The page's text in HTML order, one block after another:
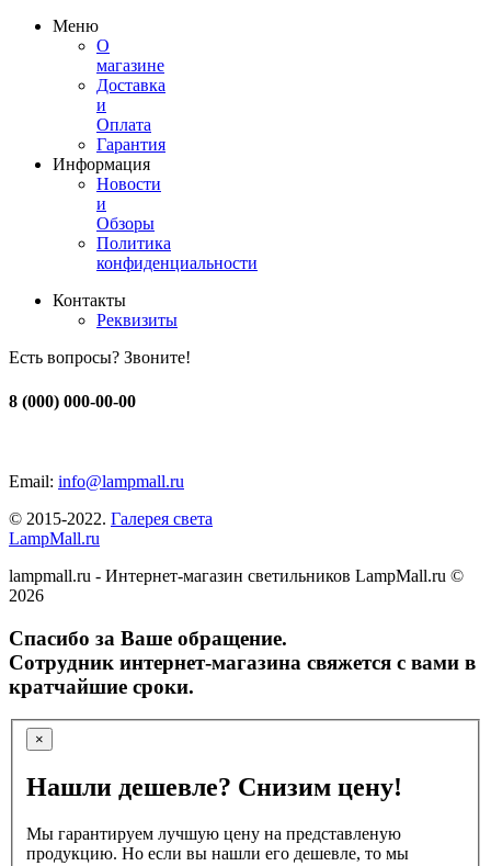
Меню
О
магазине
Доставка
и
Оплата
Гарантия
Информация
Новости
и
Обзоры
Политика
конфиденциальности
Контакты
Реквизиты
Есть вопросы? Звоните!
8 (000) 000-00-00
Email: info@lampmall.ru
© 2015-2022. Галерея света
LampMall.ru
lampmall.ru - Интернет-магазин светильников LampMall.ru ©
2026
Спасибо за Ваше обращение.
Сотрудник интернет-магазина свяжется с вами в
кратчайшие сроки.
×
Нашли дешевле? Снизим цену!
Мы гарантируем лучшую цену на представленую
продукцию. Но если вы нашли его дешевле, то мы